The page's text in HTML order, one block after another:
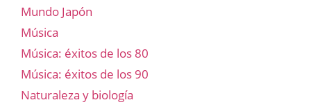
Mundo Japón
Música
Música: éxitos de los 80
Música: éxitos de los 90
Naturaleza y biología